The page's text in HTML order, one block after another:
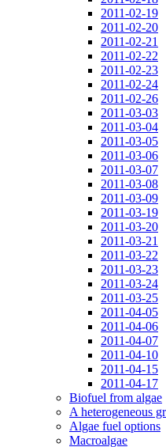
2011-02-19
2011-02-20
2011-02-21
2011-02-22
2011-02-23
2011-02-24
2011-02-26
2011-03-03
2011-03-04
2011-03-05
2011-03-06
2011-03-07
2011-03-08
2011-03-09
2011-03-19
2011-03-20
2011-03-21
2011-03-22
2011-03-23
2011-03-24
2011-03-25
2011-04-05
2011-04-06
2011-04-07
2011-04-10
2011-04-15
2011-04-17
Biofuel from algae
A heterogeneous
Algae fuel options
Macroalgae